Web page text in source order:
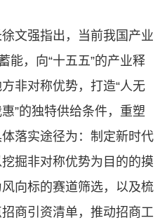
文强指出，当前我国产业
能，向“十五五”的产业释
非对称优势，打造“人无
”的独特供给条件，重塑
落实途径为：制定新时代
掘非对称优势为目的的摸
向标的赛道筛选，以及梳
商引资清单，推动招商工